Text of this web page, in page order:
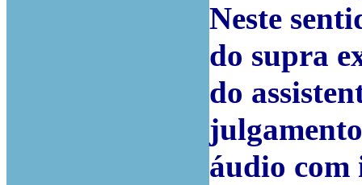
Neste
do supra
do
áudio com